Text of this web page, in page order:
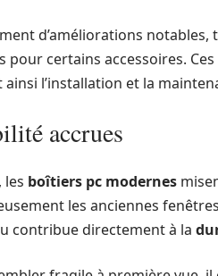
d’améliorations notables,
pour certains accessoires.
l’installation et la
accrues
les boîtiers pc modernes
les anciennes
contribue directement à la